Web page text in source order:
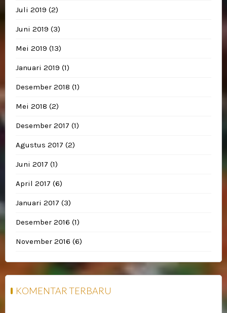
Juli 2019 (2)
Juni 2019 (3)
Mei 2019 (13)
Januari 2019 (1)
Desember 2018 (1)
Mei 2018 (2)
Desember 2017 (1)
Agustus 2017 (2)
Juni 2017 (1)
April 2017 (6)
Januari 2017 (3)
Desember 2016 (1)
November 2016 (6)
KOMENTAR TERBARU